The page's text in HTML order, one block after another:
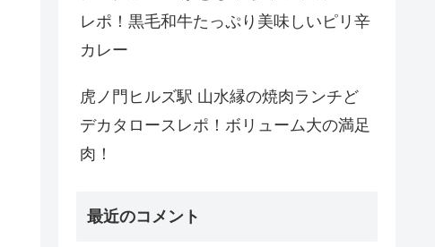
レポ！黒毛和牛たっぷり美味しいピリ辛
カレー
虎ノ門ヒルズ駅 山水縁の焼肉ランチど
デカタロースレポ！ボリューム大の満足
肉！
最近のコメント